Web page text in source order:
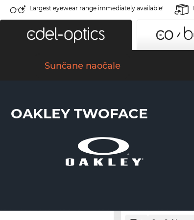
Largest eyewear range immediately available!
Sunčane naočale
OAKLEY TWOFACE